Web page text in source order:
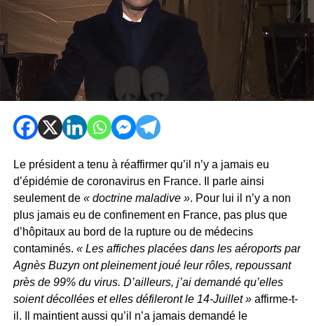
Le président a tenu à réaffirmer qu’il n’y a jamais eu
d’épidémie de coronavirus en France. Il parle ainsi
seulement de« doctrine maladive ». Pour lui il n’y a non
plus jamais eu de confinement en France, pas plus que
d’hôpitaux au bord de la rupture ou de médecins
contaminés. « Les affiches placées dans les aéroports par
Agnès Buzyn ont pleinement joué leur rôles, repoussant
près de 99% du virus. D’ailleurs, j’ai demandé qu’elles
soient décollées et elles défileront le 14-Juillet »affirme-t-
il. Il maintient aussi qu’il n’a jamais demandé le